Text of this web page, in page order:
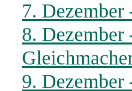
7. Dezember
8.
9.